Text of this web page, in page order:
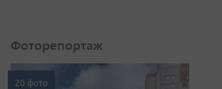
Фоторепортаж
20 фото